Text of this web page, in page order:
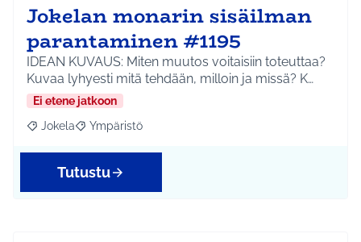
Jokelan monarin sisäilman
parantaminen #1195
IDEAN KUVAUS: Miten muutos voitaisiin toteuttaa?
Kuvaa lyhyesti mitä tehdään, milloin ja missä? K…
Ei etene jatkoon
Rajaa tulokset aihepiirin mukaan: Jokela
Jokela Rajaa tulokset teeman mukaan: Ympäristö
Ympäristö
Tutustu